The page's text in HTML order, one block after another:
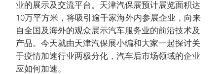
业的展示及交流平台。天津汽保展预计展览面积达
10万平方米，将吸引逾千家海外内参展企业，向来
自全国及海外的观众展示汽车服务业的前沿技术及
产品。今天就由天津汽保展小编和大家一起探讨关
于疫情加速行业两极分化，汽车后市场领域的企业
应如何加速。